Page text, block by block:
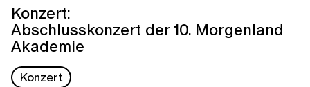
Konzert:
Abschlusskonzert der 10. Morgenland
Akademie
Konzert